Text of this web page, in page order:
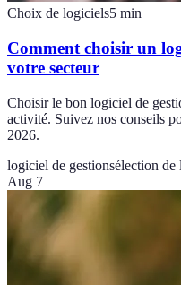
Choix de logiciels5 min
Comment choisir un
votre secteur
Choisir le bon logiciel de
activité. Suivez nos conseils
2026.
logiciel de gestionsélection de
Aug 7